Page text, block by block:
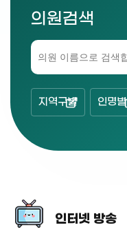
의원검색
지역구별 인명별
인터넷 방송